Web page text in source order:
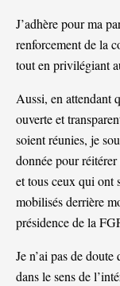
J’adhère pour ma
renforcement de la
tout en privilégiant
Aussi, en attendant
ouverte et
soient réunies, je
donnée pour réitérer
et tous ceux qui ont
mobilisés derrière
présidence de la
Je n’ai pas de
dans le sens de